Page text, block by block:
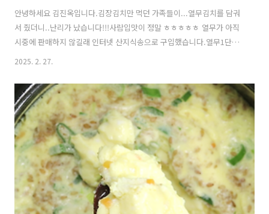
안녕하세요 김진옥입니다.김장김치만 먹던 가족들이...열무김치를 담궈
서 줬더니..난리가 났습니다!!!사람입맛이 정말 ㅎㅎㅎㅎㅎ 열무가 아직
시중에 판매하지 않길래 인터넷 산지식송으로 구입했습니다.열무1단이
보통 2키로. 얼갈이 1단이 1600g~2kg정도 하니까요..제가 인터넷으로
래시장에 나오면 사서 구입하시면 맞을겁니
다. https://youtu.be/ASNoda0nqMA?si=X-ku1LqSTkdBDEkr말로
하는 자세한 레시피는 위 영상을 클릭하세요!!! *주재료: 열무1단(2키
로). 얼갈이1단(2키로). 쪽파한줌(100g).양파1개(고명으로 채썰때).*절
일때: 천일염350ml + 물1500ml*믹서기에 토막낸후 양념장 만들때 ..
2025. 2. 27.